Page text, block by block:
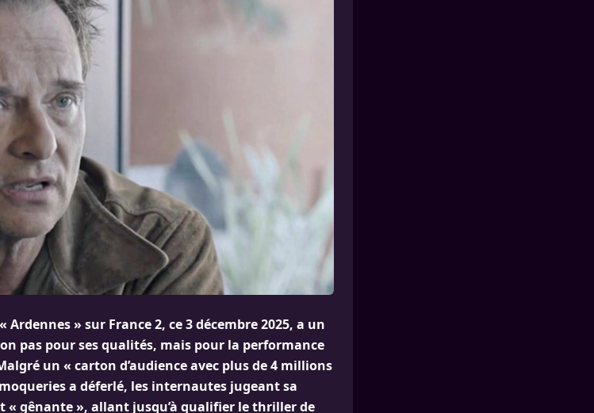
» sur France 2, ce 3 décembre 2025, a un
pas pour ses qualités, mais pour la performance
un « carton d’audience avec plus de 4 millions
a déferlé, les internautes jugeant sa
« gênante », allant jusqu’à qualifier le thriller de